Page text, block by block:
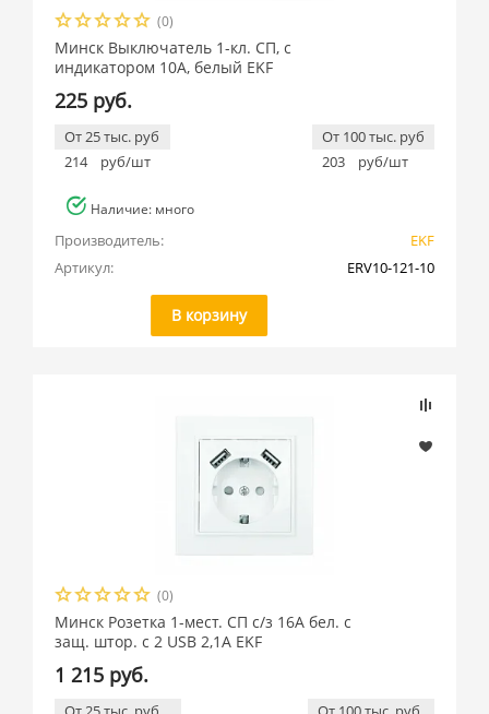
(0)
Минск Выключатель 1-кл. СП, с
индикатором 10А, белый EKF
225 руб.
От 25 тыс. руб
214
руб/шт
От 100 тыс. руб
203
руб/шт
Наличие: много
Производитель:
EKF
Артикул:
ERV10-121-10
В корзину
(0)
Минск Розетка 1-мест. СП с/з 16А бел. с
защ. штор. с 2 USB 2,1А EKF
1 215 руб.